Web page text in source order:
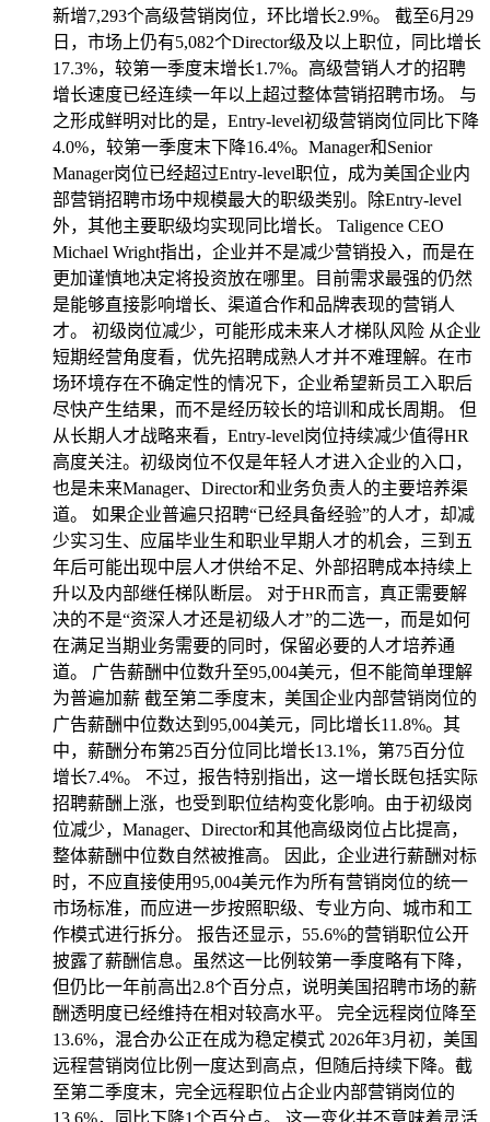
新增7,293个高级营销岗位，环比增长2.9%。 截至6月29
日，市场上仍有5,082个Director级及以上职位，同比增长
17.3%，较第一季度末增长1.7%。高级营销人才的招聘
增长速度已经连续一年以上超过整体营销招聘市场。 与
之形成鲜明对比的是，Entry-level初级营销岗位同比下降
4.0%，较第一季度末下降16.4%。Manager和Senior
Manager岗位已经超过Entry-level职位，成为美国企业内
部营销招聘市场中规模最大的职级类别。除Entry-level
外，其他主要职级均实现同比增长。 Taligence CEO
Michael Wright指出，企业并不是减少营销投入，而是在
更加谨慎地决定将投资放在哪里。目前需求最强的仍然
是能够直接影响增长、渠道合作和品牌表现的营销人
才。 初级岗位减少，可能形成未来人才梯队风险 从企业
短期经营角度看，优先招聘成熟人才并不难理解。在市
场环境存在不确定性的情况下，企业希望新员工入职后
尽快产生结果，而不是经历较长的培训和成长周期。 但
从长期人才战略来看，Entry-level岗位持续减少值得HR
高度关注。初级岗位不仅是年轻人才进入企业的入口，
也是未来Manager、Director和业务负责人的主要培养渠
道。 如果企业普遍只招聘“已经具备经验”的人才，却减
少实习生、应届毕业生和职业早期人才的机会，三到五
年后可能出现中层人才供给不足、外部招聘成本持续上
升以及内部继任梯队断层。 对于HR而言，真正需要解
决的不是“资深人才还是初级人才”的二选一，而是如何
在满足当期业务需要的同时，保留必要的人才培养通
道。 广告薪酬中位数升至95,004美元，但不能简单理解
为普遍加薪 截至第二季度末，美国企业内部营销岗位的
广告薪酬中位数达到95,004美元，同比增长11.8%。其
中，薪酬分布第25百分位同比增长13.1%，第75百分位
增长7.4%。 不过，报告特别指出，这一增长既包括实际
招聘薪酬上涨，也受到职位结构变化影响。由于初级岗
位减少，Manager、Director和其他高级岗位占比提高，
整体薪酬中位数自然被推高。 因此，企业进行薪酬对标
时，不应直接使用95,004美元作为所有营销岗位的统一
市场标准，而应进一步按照职级、专业方向、城市和工
作模式进行拆分。 报告还显示，55.6%的营销职位公开
披露了薪酬信息。虽然这一比例较第一季度略有下降，
但仍比一年前高出2.8个百分点，说明美国招聘市场的薪
酬透明度已经维持在相对较高水平。 完全远程岗位降至
13.6%，混合办公正在成为稳定模式 2026年3月初，美国
远程营销岗位比例一度达到高点，但随后持续下降。截
至第二季度末，完全远程职位占企业内部营销岗位的
13.6%，同比下降1个百分点。 这一变化并不意味着灵活